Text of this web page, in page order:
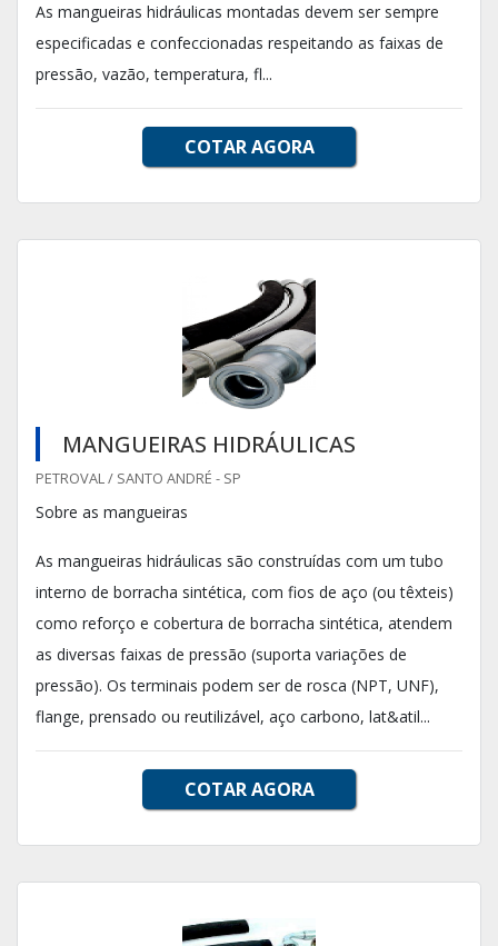
As mangueiras hidráulicas montadas devem ser sempre
especificadas e confeccionadas respeitando as faixas de
pressão, vazão, temperatura, fl...
COTAR AGORA
MANGUEIRAS HIDRÁULICAS
PETROVAL / SANTO ANDRÉ - SP
Sobre as mangueiras
As mangueiras hidráulicas são construídas com um tubo
interno de borracha sintética, com fios de aço (ou têxteis)
como reforço e cobertura de borracha sintética, atendem
as diversas faixas de pressão (suporta variações de
pressão). Os terminais podem ser de rosca (NPT, UNF),
flange, prensado ou reutilizável, aço carbono, lat&atil...
COTAR AGORA